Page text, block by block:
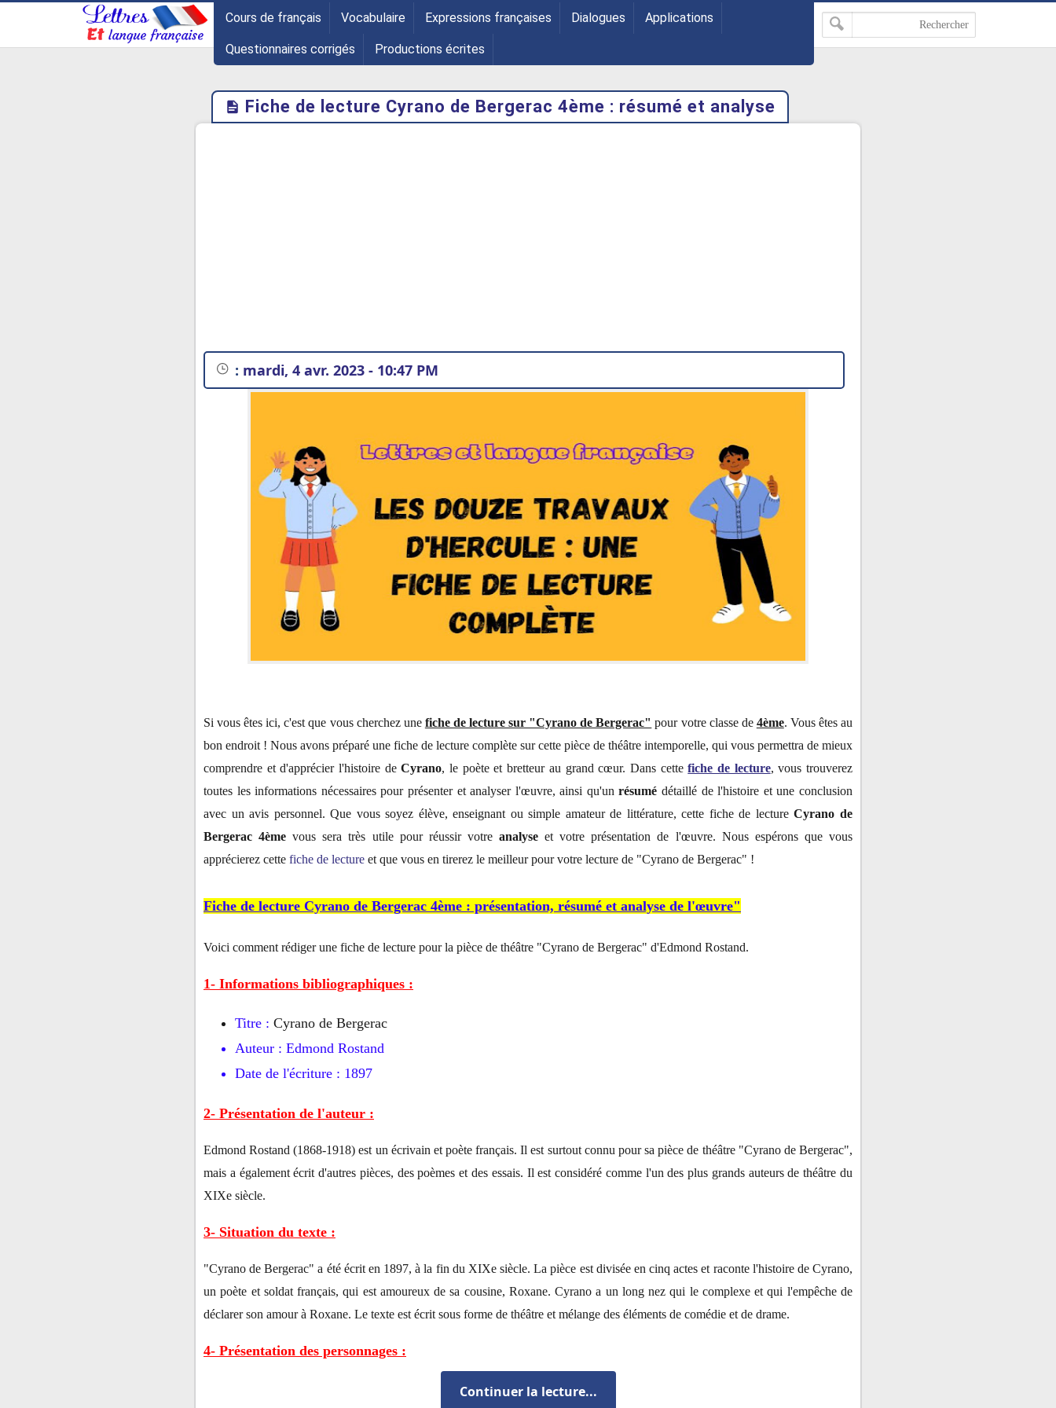
Cours de français Vocabulaire Expressions françaises Dialogues Applications
Questionnaires corrigés Productions écrites
Fiche de lecture Cyrano de Bergerac 4ème : résumé et analyse
: mardi, 4 avr. 2023 - 10:47 PM
Si vous êtes ici, c'est que vous cherchez une fiche de lecture sur "Cyrano de Bergerac" pour votre classe de 4ème. Vous êtes au
bon endroit ! Nous avons préparé une fiche de lecture complète sur cette pièce de théâtre intemporelle, qui vous permettra de mieux
comprendre et d'apprécier l'histoire deCyrano, le poète et bretteur au grand cœur. Dans cettefiche de lecture, vous trouverez
toutes les informations nécessaires pour présenter et analyser l'œuvre, ainsi qu'unrésumé détaillé de l'histoire et une conclusion
avec un avis personnel. Que vous soyez élève, enseignant ou simple amateur de littérature, cette fiche de lectureCyrano de
Bergerac 4ème vous sera très utile pour réussir votreanalyse et votre présentation de l'œuvre. Nous espérons que vous
apprécierez cette fiche de lecture et que vous en tirerez le meilleur pour votre lecture de "Cyrano de Bergerac" !
Fiche de lecture Cyrano de Bergerac 4ème : présentation, résumé et analyse de l'œuvre"
Voici comment rédiger une fiche de lecture pour la pièce de théâtre "Cyrano de Bergerac" d'Edmond Rostand.
1- Informations bibliographiques :
Titre : Cyrano de Bergerac
Auteur : Edmond Rostand
Date de l'écriture : 1897
2- Présentation de l'auteur :
Edmond Rostand (1868-1918) est un écrivain et poète français. Il est surtout connu pour sa pièce de théâtre "Cyrano de Bergerac",
mais a également écrit d'autres pièces, des poèmes et des essais. Il est considéré comme l'un des plus grands auteurs de théâtre du
XIXe siècle.
3- Situation du texte :
"Cyrano de Bergerac" a été écrit en 1897, à la fin du XIXe siècle. La pièce est divisée en cinq actes et raconte l'histoire de Cyrano,
un poète et soldat français, qui est amoureux de sa cousine, Roxane. Cyrano a un long nez qui le complexe et qui l'empêche de
déclarer son amour à Roxane. Le texte est écrit sous forme de théâtre et mélange des éléments de comédie et de drame.
4- Présentation des personnages :
Cyrano de Bergerac : le personnage principal, un poète et soldat français, amoureux de Roxane
Continuer la lecture...